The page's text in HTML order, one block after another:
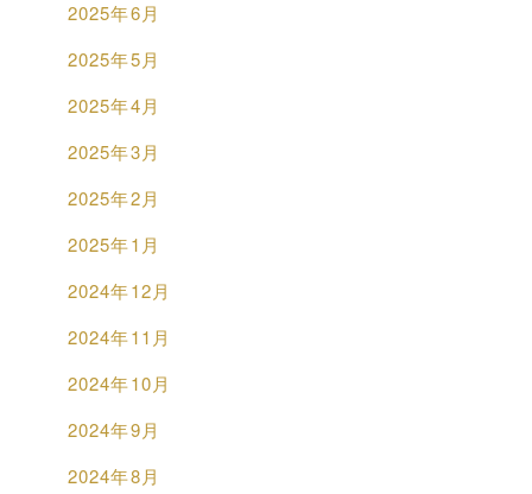
2025年6月
2025年5月
2025年4月
2025年3月
2025年2月
2025年1月
2024年12月
2024年11月
2024年10月
2024年9月
2024年8月